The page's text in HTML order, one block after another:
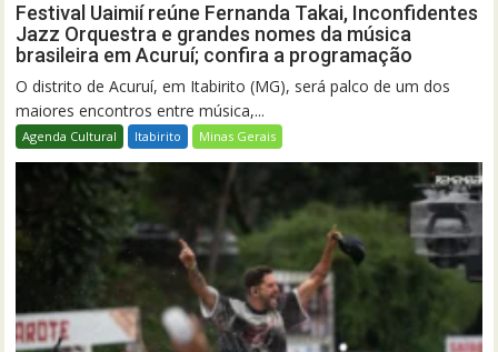
Festival Uaimií reúne Fernanda Takai, Inconfidentes
Jazz Orquestra e grandes nomes da música
brasileira em Acuruí; confira a programação
O distrito de Acuruí, em Itabirito (MG), será palco de um dos
maiores encontros entre música,...
Agenda Cultural Itabirito Minas Gerais